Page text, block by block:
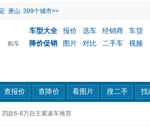
唐山 399个城市>>
购车
车型大全 报价 选车 经销商
车贷
降价促销
图片 对比 二手车 视频
款6-8万自主紧凑车推荐